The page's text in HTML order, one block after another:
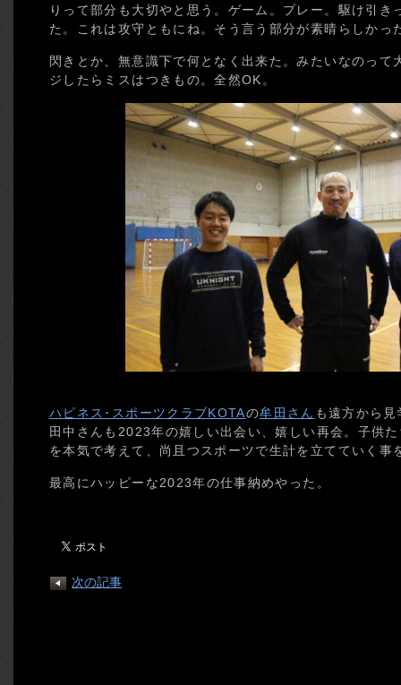
りって部分も大切やと思う。ゲーム。プレー。駆け引き
た。これは攻守ともにね。そう言う部分が素晴らしかっ
閃きとか、無意識下で何となく出来た。みたいなのって
ジしたらミスはつきもの。全然OK。
ハピネス･スポーツクラブKOTAの牟田さん も遠方から
田中さんも2023年の嬉しい出会い、嬉しい再会。子供
を本気で考えて、尚且つスポーツで生計を立てていく事
最高にハッピーな2023年の仕事納めやった。
次の記事